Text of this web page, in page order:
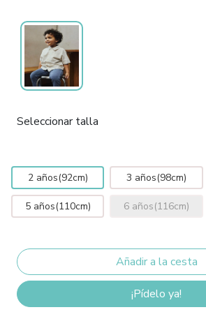
Seleccionar talla
2 años(92cm) 3 años(98cm)
5 años(110cm) 6 años(116cm)
¡Pídelo ya!